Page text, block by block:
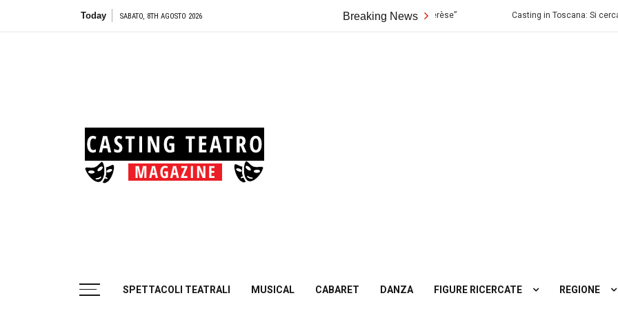
Today SABATO, 8TH AGOSTO 2026 Breaking News
Teatro Biondo di Palermo: Audizioni per lo Spettacolo “Thérèse” Casting in Toscana: Si cercano
SPETTACOLI TEATRALI MUSICAL CABARET DANZA FIGURE RICERCATE REGIONE